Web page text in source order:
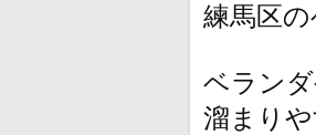
練馬区
ベラン
溜まりや